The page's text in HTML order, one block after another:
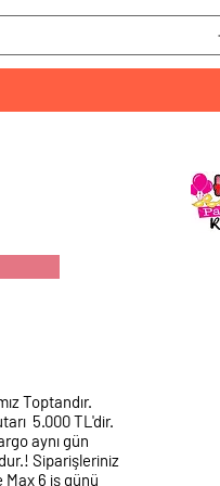
Toptandır.
5.000 TL'dir.
aynı gün
Siparişleriniz
Max 6 iş günü